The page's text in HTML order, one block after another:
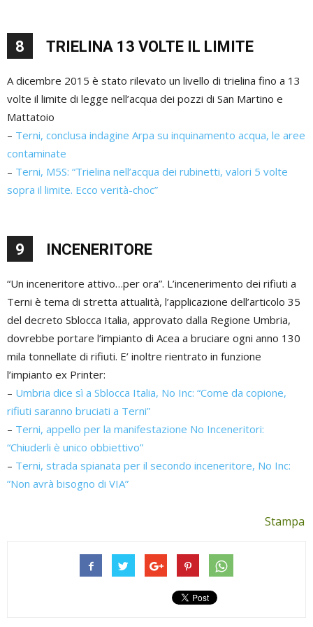
8 TRIELINA 13 VOLTE IL LIMITE
A dicembre 2015 è stato rilevato un livello di trielina fino a 13
volte il limite di legge nell’acqua dei pozzi di San Martino e
Mattatoio
– Terni, conclusa indagine Arpa su inquinamento acqua, le aree
contaminate
– Terni, M5S: “Trielina nell’acqua dei rubinetti, valori 5 volte
sopra il limite. Ecco verità-choc”
9 INCENERITORE
“Un inceneritore attivo…per ora”. L’incenerimento dei rifiuti a
Terni è tema di stretta attualità, l’applicazione dell’articolo 35
del decreto Sblocca Italia, approvato dalla Regione Umbria,
dovrebbe portare l’impianto di Acea a bruciare ogni anno 130
mila tonnellate di rifiuti. E’ inoltre rientrato in funzione
l’impianto ex Printer:
– Umbria dice sì a Sblocca Italia, No Inc: “Come da copione,
rifiuti saranno bruciati a Terni”
– Terni, appello per la manifestazione No Inceneritori:
“Chiuderli è unico obbiettivo”
– Terni, strada spianata per il secondo inceneritore, No Inc:
”Non avrà bisogno di VIA”
Stampa